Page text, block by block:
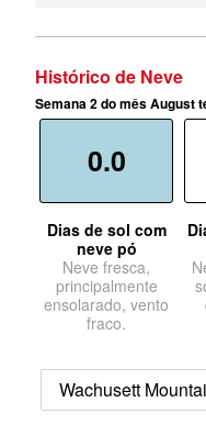
Histórico de Neve
Semana 2 do mês August
0.0
Dias de sol com
neve pó
Neve fresca,
principalmente
ensolarado, vento
fraco.
Wachusett